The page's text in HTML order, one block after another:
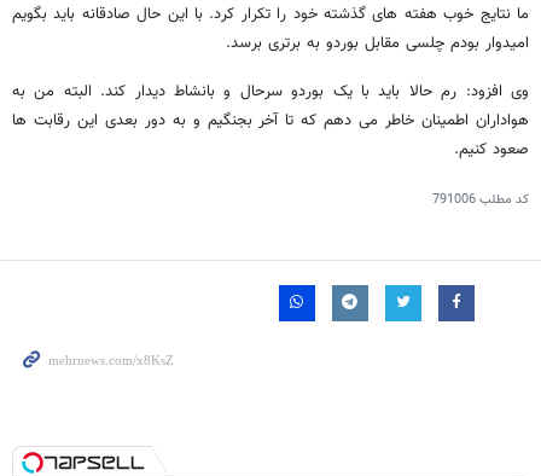
ما نتایج خوب هفته های گذشته خود را تکرار کرد. با این حال صادقانه باید بگویم
امیدوار بودم چلسی مقابل بوردو به برتری برسد.
وی افزود: رم حالا باید با یک بوردو سرحال و بانشاط دیدار کند. البته من به
هواداران اطمینان خاطر می دهم که تا آخر بجنگیم و به دور بعدی این رقابت ها
صعود کنیم.
کد مطلب791006